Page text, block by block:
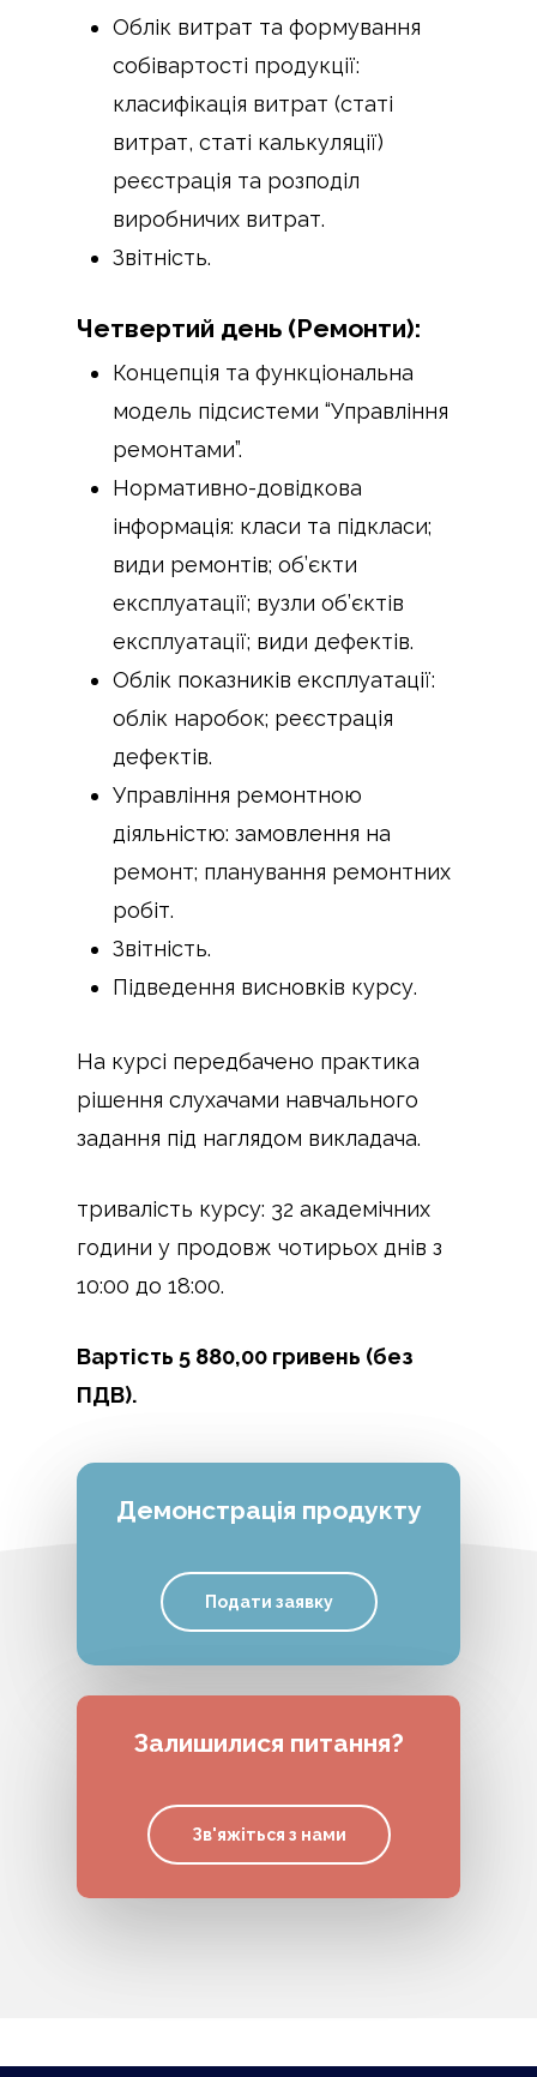
Облік витрат та формування
собівартості продукції:
класифікація витрат (статі
витрат, статі калькуляції)
реєстрація та розподіл
виробничих витрат.
Звітність.
Четвертий день (Ремонти):
Концепція та функціональна
модель підсистеми “Управління
ремонтами”.
Нормативно-довідкова
інформація: класи та підкласи;
види ремонтів; об’єкти
експлуатації; вузли об’єктів
експлуатації; види дефектів.
Облік показників експлуатації:
облік наробок; реєстрація
дефектів.
Управління ремонтною
діяльністю: замовлення на
ремонт; планування ремонтних
робіт.
Звітність.
Підведення висновків курсу.
На курсі передбачено практика
рішення слухачами навчального
задання під наглядом викладача.
тривалість курсу: 32 академічних
години у продовж чотирьох днів з
10:00 до 18:00.
Вартість 5 880,00 гривень (без
ПДВ).
Демонстрація продукту
Подати заявку
Залишилися питання?
Зв'яжіться з нами